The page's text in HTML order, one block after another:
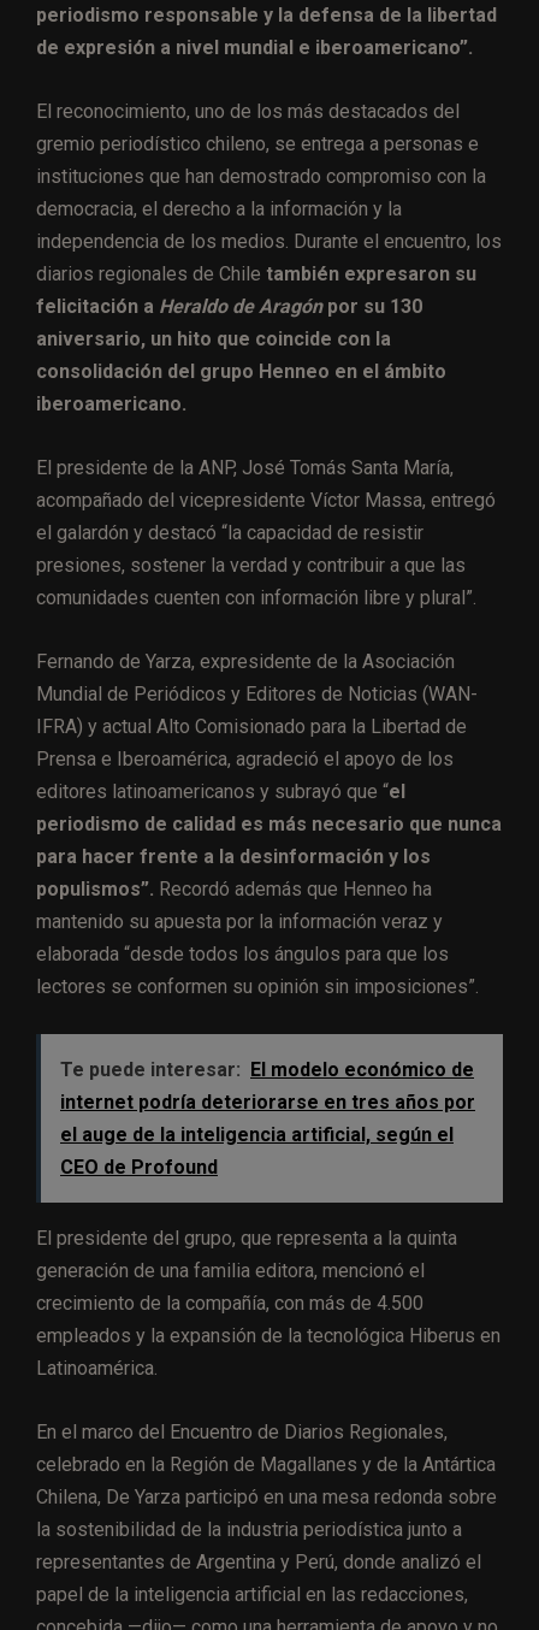
periodismo responsable y la defensa de la libertad
de expresión a nivel mundial e iberoamericano”.
El reconocimiento, uno de los más destacados del
gremio periodístico chileno, se entrega a personas e
instituciones que han demostrado compromiso con la
democracia, el derecho a la información y la
independencia de los medios. Durante el encuentro, los
diarios regionales de Chile también expresaron su
felicitación a Heraldo de Aragónpor su 130
aniversario, un hito que coincide con la
consolidación del grupo Henneo en el ámbito
iberoamericano.
El presidente de la ANP, José Tomás Santa María,
acompañado del vicepresidente Víctor Massa, entregó
el galardón y destacó “la capacidad de resistir
presiones, sostener la verdad y contribuir a que las
comunidades cuenten con información libre y plural”.
Fernando de Yarza, expresidente de la Asociación
Mundial de Periódicos y Editores de Noticias (WAN-
IFRA) y actual Alto Comisionado para la Libertad de
Prensa e Iberoamérica, agradeció el apoyo de los
editores latinoamericanos y subrayó que “el
periodismo de calidad es más necesario que nunca
para hacer frente a la desinformación y los
populismos”. Recordó además que Henneo ha
mantenido su apuesta por la información veraz y
elaborada “desde todos los ángulos para que los
lectores se conformen su opinión sin imposiciones”.
Te puede interesar: El modelo económico de
internet podría deteriorarse en tres años por
el auge de la inteligencia artificial, según el
CEO de Profound
El presidente del grupo, que representa a la quinta
generación de una familia editora, mencionó el
crecimiento de la compañía, con más de 4.500
empleados y la expansión de la tecnológica Hiberus en
Latinoamérica.
En el marco del Encuentro de Diarios Regionales,
celebrado en la Región de Magallanes y de la Antártica
Chilena, De Yarza participó en una mesa redonda sobre
la sostenibilidad de la industria periodística junto a
representantes de Argentina y Perú, donde analizó el
papel de la inteligencia artificial en las redacciones,